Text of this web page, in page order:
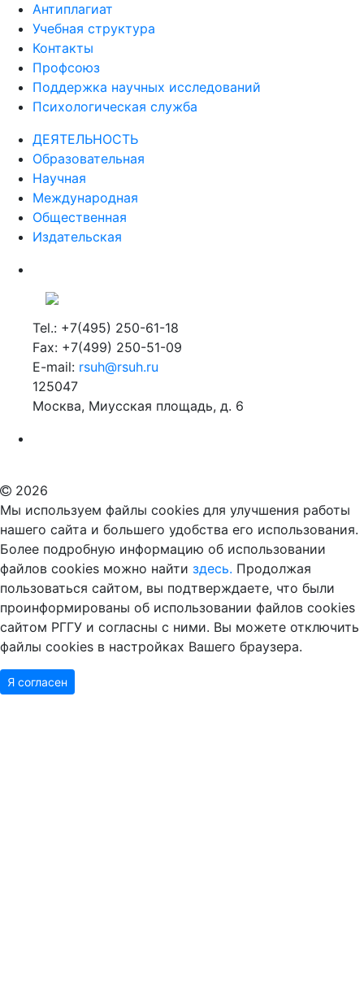
Антиплагиат
Учебная структура
Контакты
Профсоюз
Поддержка научных исследований
Психологическая служба
ДЕЯТЕЛЬНОСТЬ
Образовательная
Научная
Международная
Общественная
Издательская
Tel.: +7(495) 250-61-18
Fax: +7(499) 250-51-09
E-mail: rsuh@rsuh.ru
125047
Москва, Миусская площадь, д. 6
2026
Мы используем файлы cookies для улучшения работы
нашего сайта и большего удобства его использования.
Более подробную информацию об использовании
файлов cookies можно найти здесь. Продолжая
пользоваться сайтом, вы подтверждаете, что были
проинформированы об использовании файлов cookies
сайтом РГГУ и согласны с ними. Вы можете отключить
файлы cookies в настройках Вашего браузера.
Я согласен